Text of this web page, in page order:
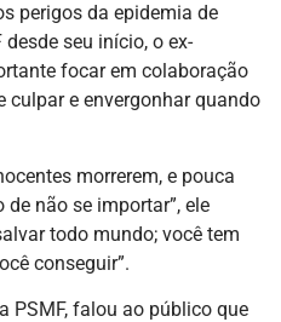
perigos da epidemia de
seu início, o ex-
focar em colaboração
culpar e envergonhar quando
morrerem, e pouca
não se importar”, ele
todo mundo; você tem
conseguir”.
PSMF, falou ao público que